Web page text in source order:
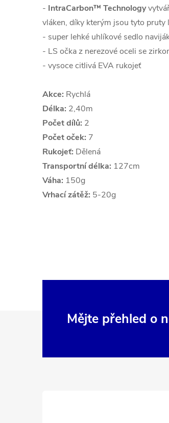
- IntraCarbon™ Technology
vláken, díky kterým jsou tyto pruty
- super lehké uhlíkové sedlo
- LS očka z nerezové oceli se
- vysoce citlivá EVA rukojeť
Akce: Rychlá
Délka: 2,40m
Počet dílů: 2
Počet oček: 7
Rukojeť: Dělená
Transportní délka: 127cm
Váha: 150g
Vrhací zátěž: 5-20g
Mějte přehled o